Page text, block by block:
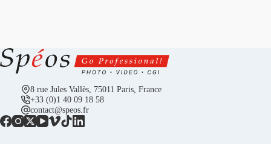
8 rue Jules Vallès, 75011 Paris, France
+33 (0)1 40 09 18 58
contact@speos.fr